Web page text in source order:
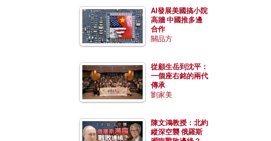
AI發展美國搞小院
高牆 中國推多邊
合作
關品方
從顧生岳到沈平：
一個座右銘的兩代
傳承
劉家美
陳文鴻教授：北約
縱深空襲 俄羅斯